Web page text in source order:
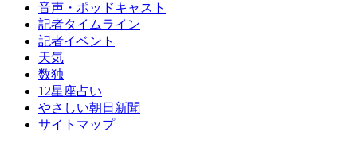
音声・ポッドキャスト
記者タイムライン
記者イベント
天気
数独
12星座占い
やさしい朝日新聞
サイトマップ